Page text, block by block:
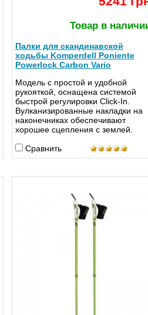
Товар в
Палки для скандинавской
ходьбы Komperdell Poniente
Powerlock Carbon Vario
Модель с простой и удобной
рукояткой, оснащена системой
быстрой регулировки Click-In.
Вулканизированные накладки на
наконечниках обеспечивают
хорошее сцепления с землей.
Сравнить